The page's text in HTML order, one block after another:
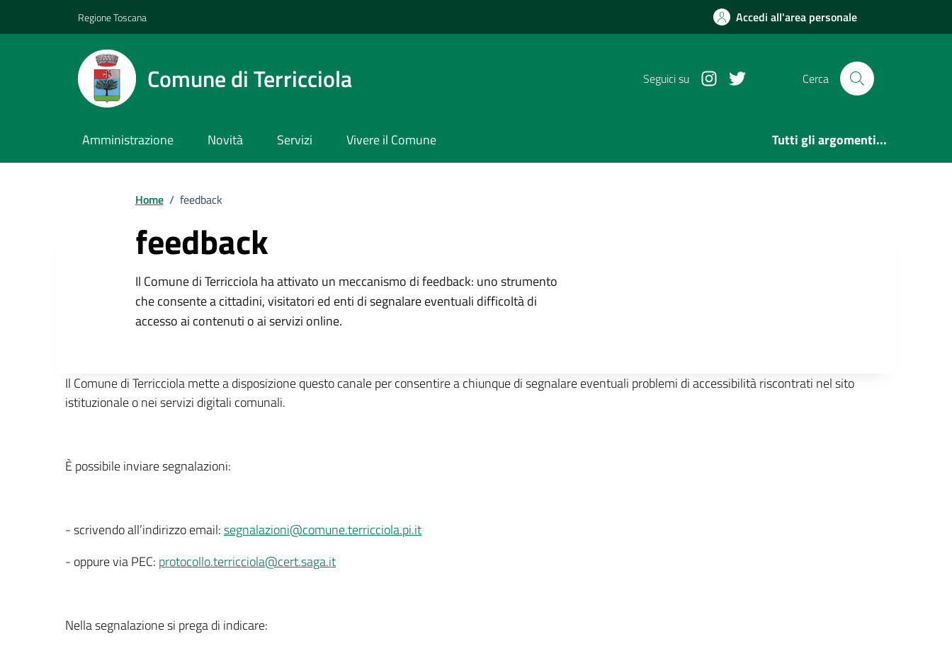
Regione Toscana Accedi all'area personale
Comune di Terricciola Seguici su InstagramTwitter Cerca
Amministrazione Novità Servizi Vivere il Comune Tutti gli argomenti...
Home / feedback
feedback
Descrizione breve
Il Comune di Terricciola ha attivato un meccanismo di feedback: uno strumento
che consente a cittadini, visitatori ed enti di segnalare eventuali difficoltà di
accesso ai contenuti o ai servizi online.
Il Comune di Terricciola mette a disposizione questo canale per consentire a chiunque di segnalare eventuali problemi di accessibilità riscontrati nel sito
istituzionale o nei servizi digitali comunali.
È possibile inviare segnalazioni:
- scrivendo all’indirizzo email:segnalazioni@comune.terricciola.pi.it
- oppure via PEC: protocollo.terricciola@cert.saga.it
Nella segnalazione si prega di indicare: